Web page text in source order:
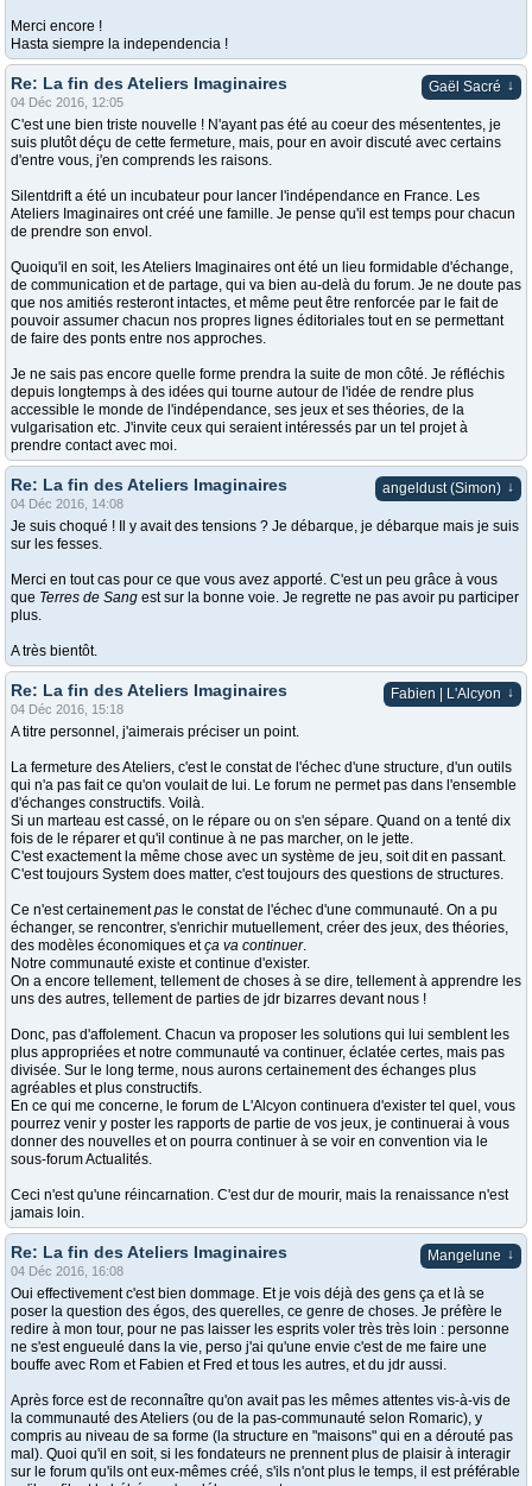
Merci encore !
Hasta siempre la independencia !
Gaël Sacré ↓
Re: La fin des Ateliers Imaginaires
04 Déc 2016, 12:05
C'est une bien triste nouvelle ! N'ayant pas été au coeur des mésententes, je
suis plutôt déçu de cette fermeture, mais, pour en avoir discuté avec certains
d'entre vous, j'en comprends les raisons.
Silentdrift a été un incubateur pour lancer l'indépendance en France. Les
Ateliers Imaginaires ont créé une famille. Je pense qu'il est temps pour chacun
de prendre son envol.
Quoiqu'il en soit, les Ateliers Imaginaires ont été un lieu formidable d'échange,
de communication et de partage, qui va bien au-delà du forum. Je ne doute pas
que nos amitiés resteront intactes, et même peut être renforcée par le fait de
pouvoir assumer chacun nos propres lignes éditoriales tout en se permettant
de faire des ponts entre nos approches.
Je ne sais pas encore quelle forme prendra la suite de mon côté. Je réfléchis
depuis longtemps à des idées qui tourne autour de l'idée de rendre plus
accessible le monde de l'indépendance, ses jeux et ses théories, de la
vulgarisation etc. J'invite ceux qui seraient intéressés par un tel projet à
prendre contact avec moi.
angeldust (Simon) ↓
Re: La fin des Ateliers Imaginaires
04 Déc 2016, 14:08
Je suis choqué ! Il y avait des tensions ? Je débarque, je débarque mais je suis
sur les fesses.
Merci en tout cas pour ce que vous avez apporté. C'est un peu grâce à vous
que Terres de Sang est sur la bonne voie. Je regrette ne pas avoir pu participer
plus.
A très bientôt.
Fabien | L'Alcyon ↓
Re: La fin des Ateliers Imaginaires
04 Déc 2016, 15:18
A titre personnel, j'aimerais préciser un point.
La fermeture des Ateliers, c'est le constat de l'échec d'une structure, d'un outils
qui n'a pas fait ce qu'on voulait de lui. Le forum ne permet pas dans l'ensemble
d'échanges constructifs. Voilà.
Si un marteau est cassé, on le répare ou on s'en sépare. Quand on a tenté dix
fois de le réparer et qu'il continue à ne pas marcher, on le jette.
C'est exactement la même chose avec un système de jeu, soit dit en passant.
C'est toujours System does matter, c'est toujours des questions de structures.
Ce n'est certainementpas le constat de l'échec d'une communauté. On a pu
échanger, se rencontrer, s'enrichir mutuellement, créer des jeux, des théories,
des modèles économiques etça va continuer.
Notre communauté existe et continue d'exister.
On a encore tellement, tellement de choses à se dire, tellement à apprendre les
uns des autres, tellement de parties de jdr bizarres devant nous !
Donc, pas d'affolement. Chacun va proposer les solutions qui lui semblent les
plus appropriées et notre communauté va continuer, éclatée certes, mais pas
divisée. Sur le long terme, nous aurons certainement des échanges plus
agréables et plus constructifs.
En ce qui me concerne, le forum de L'Alcyon continuera d'exister tel quel, vous
pourrez venir y poster les rapports de partie de vos jeux, je continuerai à vous
donner des nouvelles et on pourra continuer à se voir en convention via le
sous-forum Actualités.
Ceci n'est qu'une réincarnation. C'est dur de mourir, mais la renaissance n'est
jamais loin.
Mangelune ↓
Re: La fin des Ateliers Imaginaires
04 Déc 2016, 16:08
Oui effectivement c'est bien dommage. Et je vois déjà des gens ça et là se
poser la question des égos, des querelles, ce genre de choses. Je préfère le
redire à mon tour, pour ne pas laisser les esprits voler très très loin : personne
ne s'est engueulé dans la vie, perso j'ai qu'une envie c'est de me faire une
bouffe avec Rom et Fabien et Fred et tous les autres, et du jdr aussi.
Après force est de reconnaître qu'on avait pas les mêmes attentes vis-à-vis de
la communauté des Ateliers (ou de la pas-communauté selon Romaric), y
compris au niveau de sa forme (la structure en "maisons" qui en a dérouté pas
mal). Quoi qu'il en soit, si les fondateurs ne prennent plus de plaisir à interagir
sur le forum qu'ils ont eux-mêmes créé, s'ils n'ont plus le temps, il est préférable